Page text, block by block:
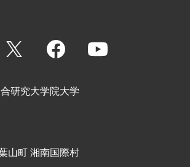
Facebook
研究大学院大学
山町 湘南国際村